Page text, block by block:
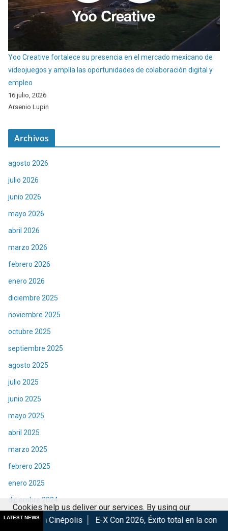
Yoo Creative fortalece su presencia en el mercado mexicano de
videojuegos y amplía las oportunidades de colaboración digital y
empleo
16 julio, 2026
Arsenio Lupin
Archivos
agosto 2026
julio 2026
junio 2026
mayo 2026
abril 2026
marzo 2026
febrero 2026
enero 2026
diciembre 2025
noviembre 2025
octubre 2025
septiembre 2025
agosto 2025
julio 2025
junio 2025
mayo 2025
abril 2025
marzo 2025
febrero 2025
enero 2025
diciembre 2024
noviembre 2024
LATEST NEWSE-X Con 2026, Éxito total en la convención. Los
Cookies help us deliver our services. By using our
services, you agree to our use of cookies.
Got it